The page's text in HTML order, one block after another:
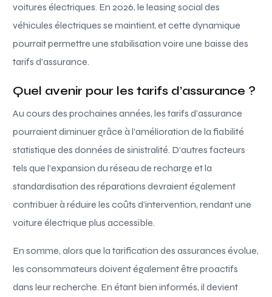
voitures électriques. En 2026, le leasing social des
véhicules électriques se maintient, et cette dynamique
pourrait permettre une stabilisation voire une baisse des
tarifs d’assurance.
Quel avenir pour les tarifs d’assurance ?
Au cours des prochaines années, les tarifs d’assurance
pourraient diminuer grâce à l’amélioration de la fiabilité
statistique des données de sinistralité. D’autres facteurs
tels que l’expansion du réseau de recharge et la
standardisation des réparations devraient également
contribuer à réduire les coûts d’intervention, rendant une
voiture électrique plus accessible.
En somme, alors que la tarification des assurances évolue,
les consommateurs doivent également être proactifs
dans leur recherche. En étant bien informés, il devient